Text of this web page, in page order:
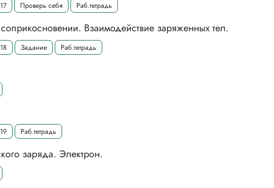
Проверь себя Раб.тетрадь
Взаимодействие заряженных тел.
Задание Раб.тетрадь
Раб.тетрадь
заряда. Электрон.